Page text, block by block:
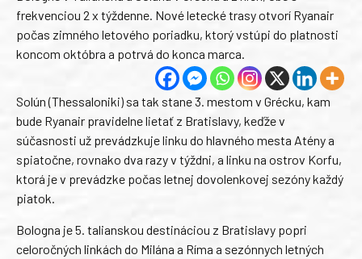
frekvenciou 2 x týždenne. Nové letecké trasy otvorí Ryanair
počas zimného letového poriadku, ktorý vstúpi do platnosti
koncom októbra a potrvá do konca marca.
Solún (Thessaloniki) sa tak stane 3. mestom v Grécku, kam
bude Ryanair pravidelne lietať z Bratislavy, keďže v
súčasnosti už prevádzkuje linku do hlavného mesta Atény a
spiatočne, rovnako dva razy v týždni, a linku na ostrov Korfu,
ktorá je v prevádzke počas letnej dovolenkovej sezóny každý
piatok.
Bologna je 5. talianskou destináciou z Bratislavy popri
celoročných linkách do Milána a Ríma a sezónnych letných